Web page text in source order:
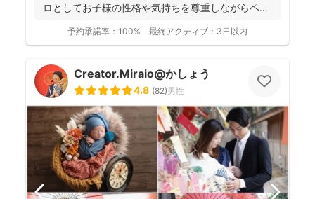
ロとしてお子様の性格や気持ちを尊重しながらペー
予約承諾率： 100% 最終アクティブ： 3日以内
Creator.Miraio@かしょう
4.8 (82)男性